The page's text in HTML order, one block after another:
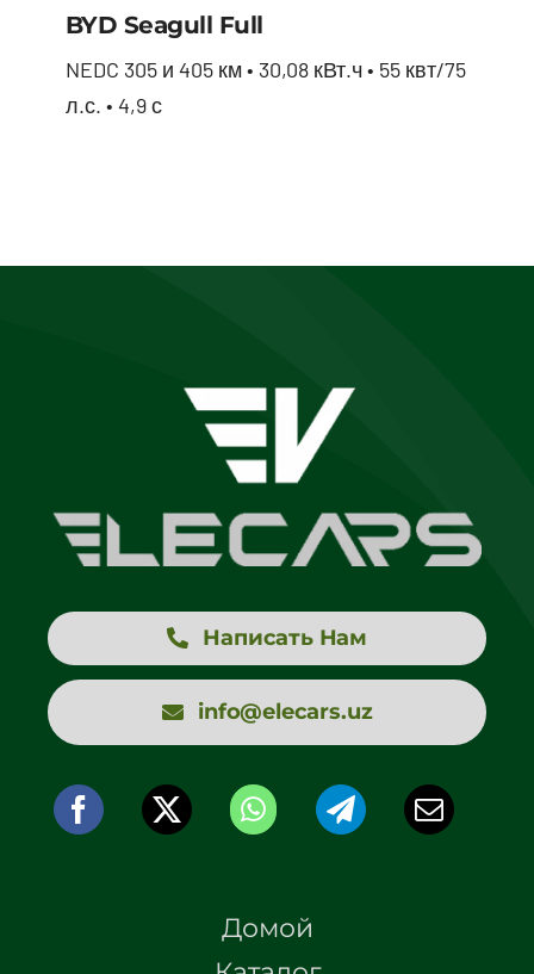
BYD Seagull Full
NEDC 305 и 405 км • 30,08 кВт.ч • 55 квт/75
л.с. • 4,9 с
Написать Нам
info@elecars.uz
Домой